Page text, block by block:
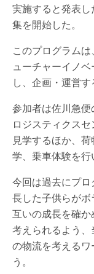
実施すると発表
集を開始した。
このプログラム
ューチャーイノ
し、企画・運営
参加者は佐川急
ロジスティクス
見学するほか、
学、乗車体験を行
今回は過去にプ
長した子供らがボ
互いの成長を確
考えられるよう
の物流を考える
う。